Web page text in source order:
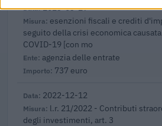
2023-03-29
esenzioni fiscali e crediti
seguito della crisi economica
COVID-19 [con mo
agenzia delle entrate
737 euro
2022-12-12
l.r. 21/2022 - Contributi
degli investimenti, art. 3